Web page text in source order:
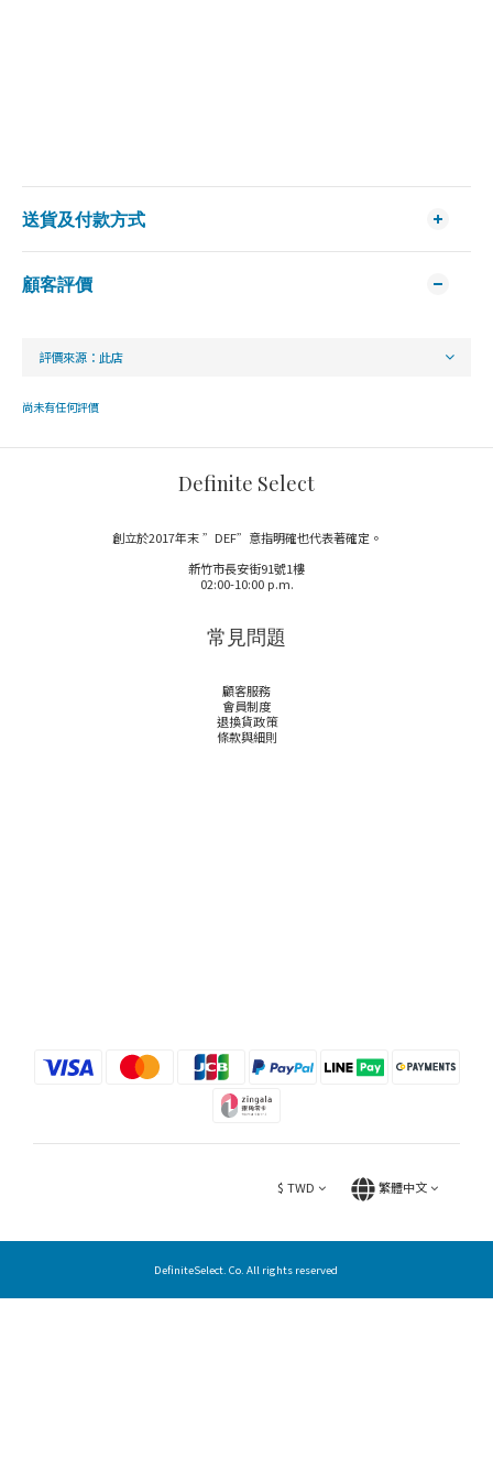
送貨及付款方式
顧客評價
尚未有任何評價
Definite Select
創立於2017年末 ”DEF”意指明確也代表著確定。
新竹市長安街91號1樓
02:00-10:00 p.m.
常見問題
顧客服務
會員制度
退換貨政策
條款與細則
$ TWD 繁體中文
DefiniteSelect. Co. All rights reserved